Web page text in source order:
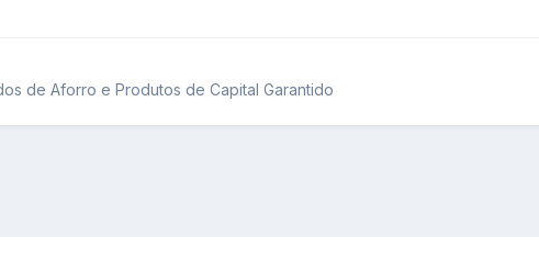
de Aforro e Produtos de Capital Garantido